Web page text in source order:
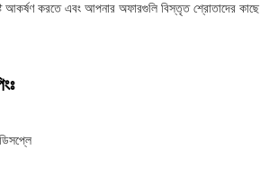
আকর্ষণ করতে এবং আপনার অফারগুলি বিস্তৃত শ্রোতাদের কাছে